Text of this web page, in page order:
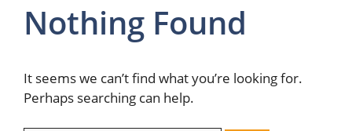
Nothing Found
It seems we can’t find what you’re looking for.
Perhaps searching can help.